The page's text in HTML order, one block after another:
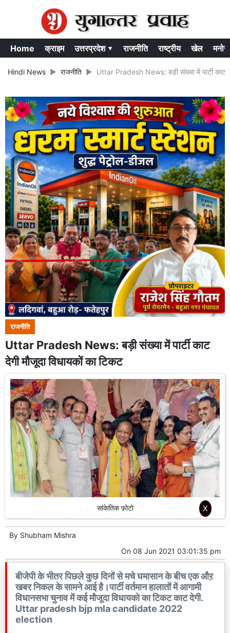
Home क्राइम उत्तरप्रदेश ▾ राजनीति राष्ट्रीय खेल
Hindi News राजनीति Uttar Pradesh News: बड़ी संख्या में पार्टी काट
राजनीति
Uttar Pradesh News: बड़ी संख्या में पार्टी काट
देगी मौजूदा विधायकों का टिकट
सांकेतिक फ़ोटो
By Shubham Mishra
On 08 Jun 2021 03:01:35 pm
बीजेपी के भीतर पिछले कुछ दिनों से मचे घमासान के बीच एक औऱ
खबर निकल के सामने आई है।पार्टी वर्तमान हालातों में आगामी
विधानसभा चुनाव में कई मौजूदा विधायको का टिकट काट देगी.
Uttar pradesh bjp mla candidate 2022
election
X